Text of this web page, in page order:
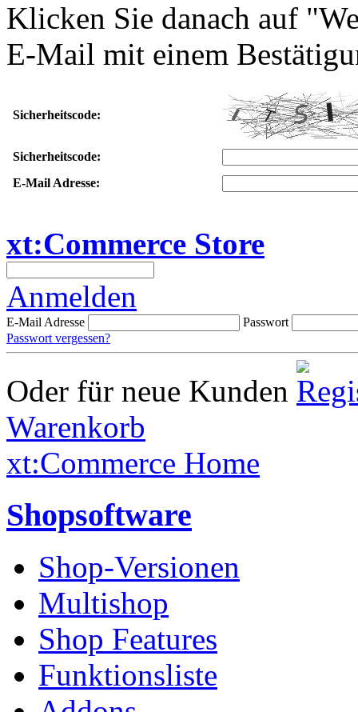
Klicken Sie danach auf
E-Mail mit einem
Sicherheitscode:
Sicherheitscode:
E-Mail Adresse:
xt:Commerce Store
Anmelden
E-Mail Adresse
Passwort
Passwort vergessen?
Oder für neue Kunden
Warenkorb
xt:Commerce Home
Shopsoftware
Shop-Versionen
Multishop
Shop Features
Funktionsliste